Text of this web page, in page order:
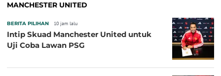
MANCHESTER UNITED
BERITA PILIHAN 10 jam lalu
Intip Skuad Manchester United untuk
Uji Coba Lawan PSG